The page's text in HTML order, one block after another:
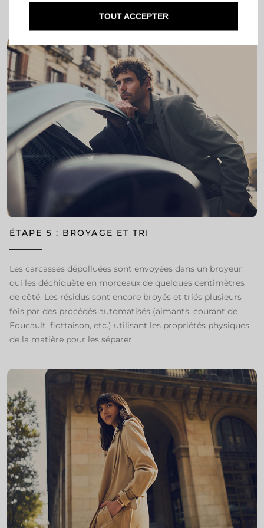
ÉTAPE 5 : BROYAGE ET TRI
Les carcasses dépolluées sont envoyées dans un broyeur
qui les déchiquète en morceaux de quelques centimètres
de côté. Les résidus sont encore broyés et triés plusieurs
fois par des procédés automatisés (aimants, courant de
Foucault, flottaison, etc.) utilisant les propriétés physiques
de la matière pour les séparer.​​
TOUT ACCEPTER